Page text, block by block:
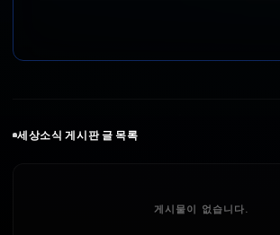
세상소식 게시판 글 목록
게시물이 없습니다.